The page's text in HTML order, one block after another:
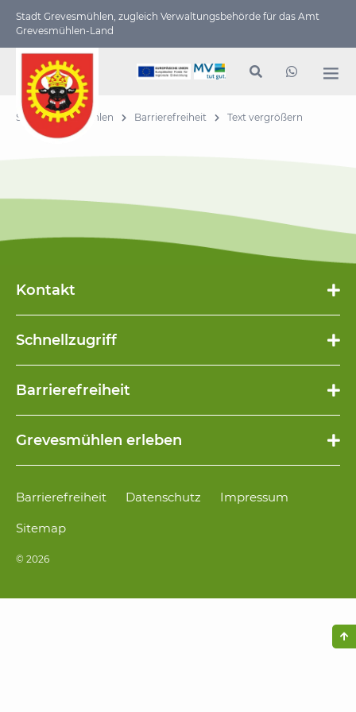
Stadt Grevesmühlen, zugleich Verwaltungs­behörde für das Amt
Grevesmühlen-Land
Stadt Grevesmühlen Barrierefreiheit Text vergrößern
Kontakt
Schnellzugriff
überspringen
Barrierefreiheit
überspringen
Grevesmühlen erleben
© 2026
Navigation
Barrierefreiheit Datenschutz Impressum
Sitemap